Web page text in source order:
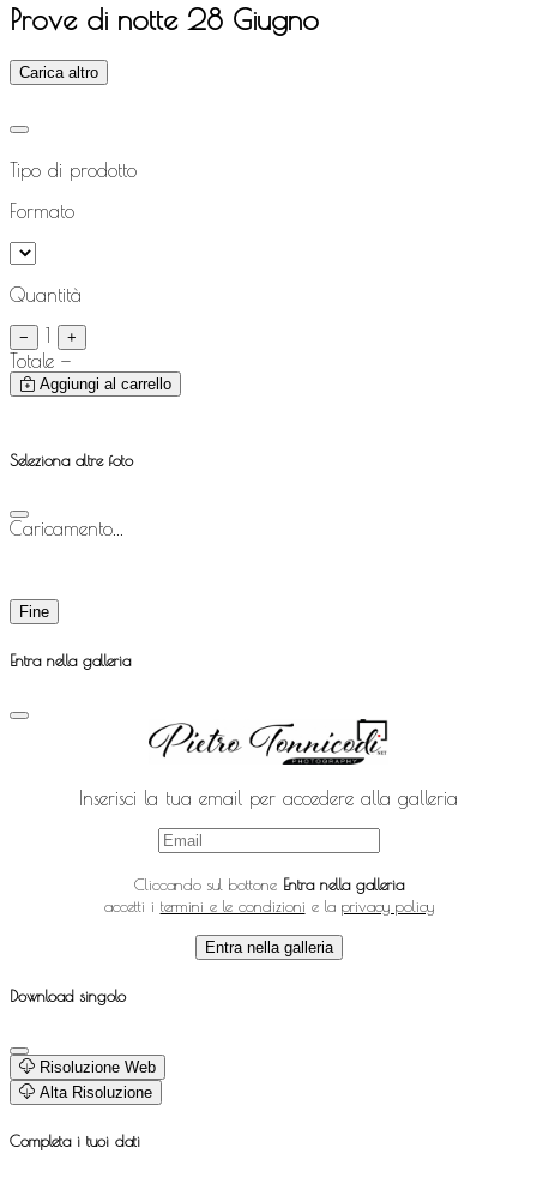
Prove di notte 28 Giugno
Carica altro
Tipo di prodotto
Formato
Quantità
− 1 +
Totale —
Aggiungi al carrello
Seleziona altre foto
Caricamento...
Fine
Entra nella galleria
Inserisci la tua email per accedere alla galleria
Cliccando sul bottone Entra nella galleria
accetti i termini e le condizioni e la privacy policy
Entra nella galleria
Download singolo
Risoluzione Web
Alta Risoluzione
Completa i tuoi dati